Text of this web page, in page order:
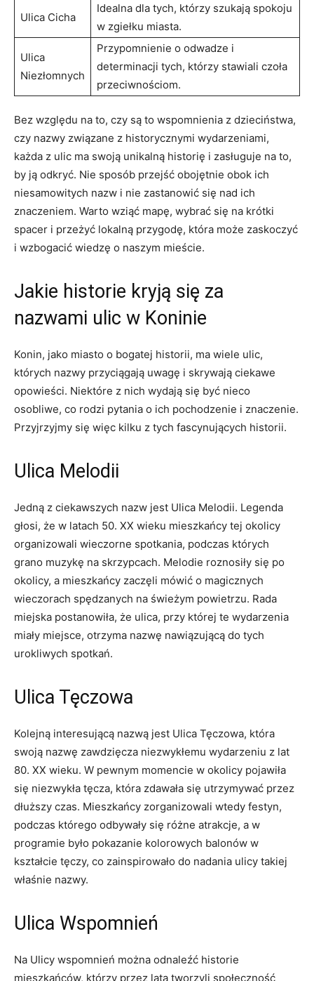
Ulica Cicha
Idealna dla tych, którzy szukają ‍spokoju
⁢w zgiełku miasta.
Ulica
Niezłomnych
Przypomnienie o odwadze ‍i
determinacji tych, którzy stawiali czoła
przeciwnościom.
Bez względu na to, czy są ⁢to wspomnienia z dzieciństwa,
czy nazwy związane z⁣ historycznymi⁤ wydarzeniami,
każda ⁤z ulic ma swoją unikalną historię i zasługuje na to,
by ją odkryć. Nie sposób przejść obojętnie obok ich
niesamowitych nazw ‌i nie⁢ zastanowić się nad ich
znaczeniem.‌ Warto ‌wziąć mapę, wybrać się na krótki
spacer​ i przeżyć lokalną przygodę,⁢ która może ⁢zaskoczyć
​i wzbogacić wiedzę o naszym mieście.
Jakie historie kryją się za
nazwami ⁤ulic w⁣ Koninie
Konin,‍ jako miasto o bogatej historii, ma wiele ulic,
których nazwy przyciągają ​uwagę i skrywają ciekawe
⁢opowieści. Niektóre z nich wydają się być nieco
osobliwe, co rodzi pytania o ich pochodzenie i znaczenie.
Przyjrzyjmy się‍ więc kilku z‍ tych fascynujących historii.
Ulica ‍Melodii
Jedną z ciekawszych nazw jest Ulica Melodii. Legenda
głosi, że w latach 50. XX wieku mieszkańcy tej okolicy
organizowali wieczorne spotkania, podczas⁣ których
grano muzykę ‌na skrzypcach. Melodie‌ roznosiły się po
okolicy, ⁢a mieszkańcy zaczęli mówić o ⁤magicznych
wieczorach spędzanych na świeżym powietrzu. Rada
miejska⁢ postanowiła, że ulica, przy której te wydarzenia
miały miejsce, otrzyma nazwę nawiązującą do tych
urokliwych spotkań.
Ulica Tęczowa
Kolejną interesującą ​nazwą jest Ulica Tęczowa, która
‌swoją nazwę zawdzięcza niezwykłemu wydarzeniu z ‌lat​
80. XX wieku. W pewnym momencie w okolicy pojawiła
się niezwykła tęcza, która ⁤zdawała się utrzymywać przez⁣
dłuższy czas. ‍Mieszkańcy zorganizowali‍ wtedy⁣ festyn,
⁤podczas którego ‍odbywały się różne atrakcje, a w
programie ​było⁢ pokazanie kolorowych balonów w
kształcie tęczy, co zainspirowało do nadania ulicy takiej
właśnie nazwy.
Ulica Wspomnień
Na Ulicy wspomnień można odnaleźć historie
mieszkańców, którzy przez lata tworzyli społeczność